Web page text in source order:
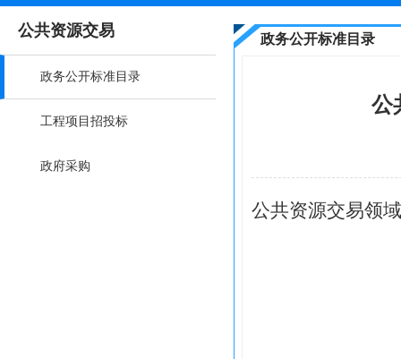
公共资源交易
政务公开标准目录
工程项目招投标
政府采购
政务公开标准目录
公
公共资源交易领